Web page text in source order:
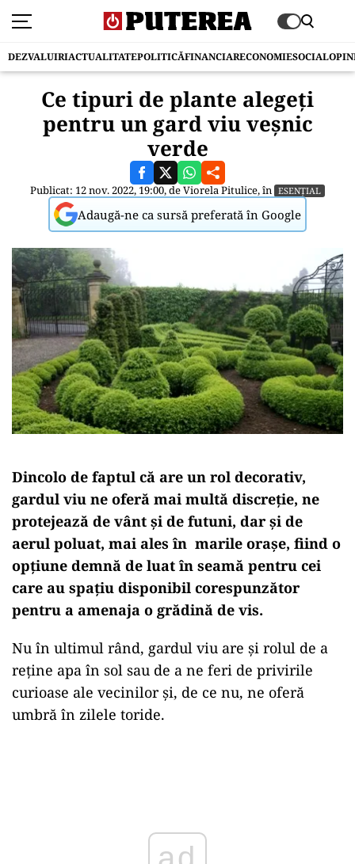
DEZVALUIRIACTUALITATEPOLITICĂFINANCIARECONOMIESOCIAL
Ce tipuri de plante alegeți
pentru un gard viu veșnic
verde
Publicat: 12 nov. 2022, 19:00, deViorela Pitulice, în ESENȚIAL
Adaugă-ne ca sursă preferată în Google
Dincolo de faptul că are un rol decorativ,
gardul viu ne oferă mai multă discreție, ne
protejează de vânt și de futuni, dar și de
aerul poluat, mai ales în marile orașe, fiind o
opțiune demnă de luat în seamă pentru cei
care au spațiu disponibil corespunzător
pentru a amenaja o grădină de vis.
Nu în ultimul rând, gardul viu are și rolul de a
reține apa în sol sau de a ne feri de privirile
curioase ale vecinilor și, de ce nu, ne oferă
umbră în zilele toride.